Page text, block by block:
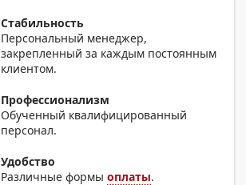
Стабильность
Персональный менеджер,
закрепленный за каждым постоянным
клиентом.
Профессионализм
Обученный квалифицированный
персонал.
Удобство
Различные формыоплаты.